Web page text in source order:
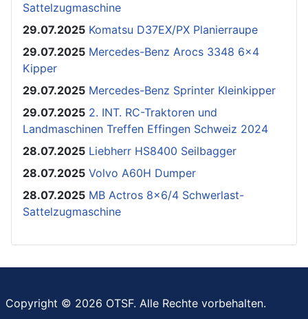
Sattelzugmaschine
29.07.2025 Komatsu D37EX/PX Planierraupe
29.07.2025 Mercedes-Benz Arocs 3348 6x4
Kipper
29.07.2025 Mercedes-Benz Sprinter Kleinkipper
29.07.2025 2. INT. RC-Traktoren und
Landmaschinen Treffen Effingen Schweiz 2024
28.07.2025 Liebherr HS8400 Seilbagger
28.07.2025 Volvo A60H Dumper
28.07.2025 MB Actros 8x6/4 Schwerlast-
Sattelzugmaschine
Copyright © 2026 OTSF. Alle Rechte vorbehalten.